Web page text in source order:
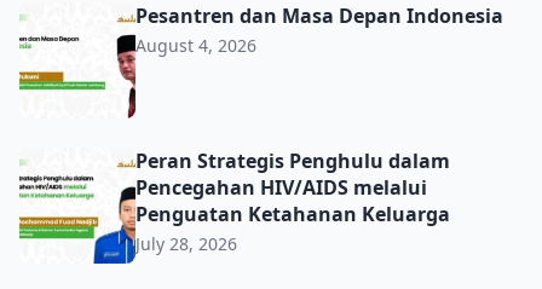
Pesantren dan Masa Depan Indonesia
Pesantren dan Masa Depan Indonesia
August 4, 2026
Peran Strategis Penghulu dalam Pencegahan HIV/AIDS
Peran Strategis Penghulu dalam
Pencegahan HIV/AIDS melalui
Penguatan Ketahanan Keluarga
July 28, 2026